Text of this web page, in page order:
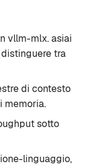
vllm-mlx. asiai
tra
di contesto
memoria.
sotto
linguaggio,